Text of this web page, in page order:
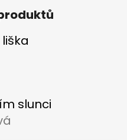
je 5 z 5 hvězdiček.
slunci
je 5 z 5 hvězdiček.